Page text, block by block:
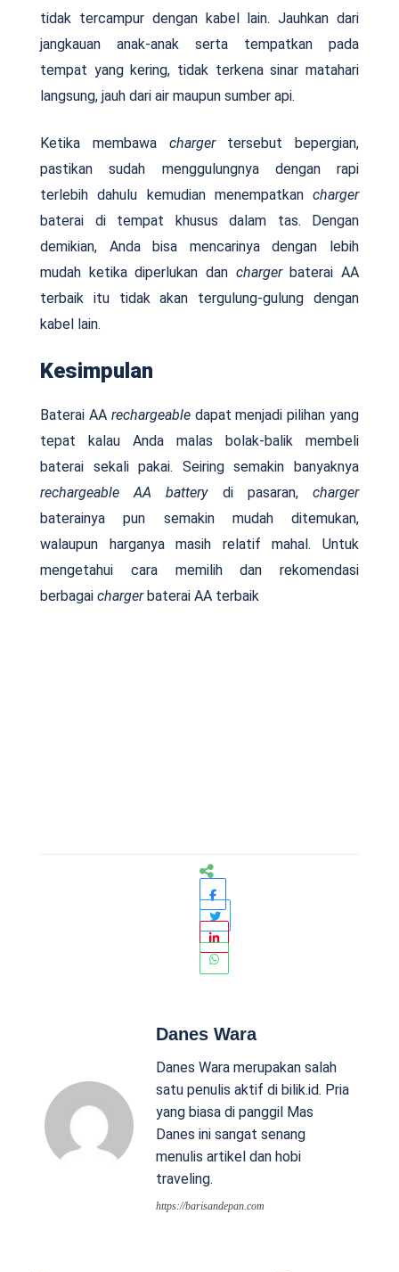
tidak tercampur dengan kabel lain. Jauhkan dari
jangkauan anak-anak serta tempatkan pada
tempat yang kering, tidak terkena sinar matahari
langsung, jauh dari air maupun sumber api.
Ketika membawa charger tersebut bepergian,
pastikan sudah menggulungnya dengan rapi
terlebih dahulu kemudian menempatkan charger
baterai di tempat khusus dalam tas. Dengan
demikian, Anda bisa mencarinya dengan lebih
mudah ketika diperlukan dan chargerbaterai AA
terbaik itu tidak akan tergulung-gulung dengan
kabel lain.
Kesimpulan
Baterai AA rechargeable dapat menjadi pilihan yang
tepat kalau Anda malas bolak-balik membeli
baterai sekali pakai. Seiring semakin banyaknya
rechargeable AA battery di pasaran,charger
baterainya pun semakin mudah ditemukan,
walaupun harganya masih relatif mahal. Untuk
mengetahui cara memilih dan rekomendasi
berbagai chargerbaterai AA terbaik
Danes Wara
Danes Wara merupakan salah
satu penulis aktif di bilik.id. Pria
yang biasa di panggil Mas
Danes ini sangat senang
menulis artikel dan hobi
traveling.
https://barisandepan.com